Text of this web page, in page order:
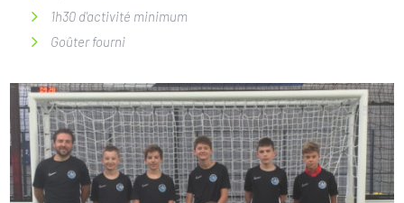
1h30 d'activité minimum
Goûter fourni